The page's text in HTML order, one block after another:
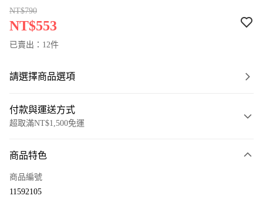
NT$790
NT$553
已賣出：12件
請選擇商品選項
付款與運送方式
超取滿NT$1,500免運
信用卡一次付款
商品特色
商品編號
11592105